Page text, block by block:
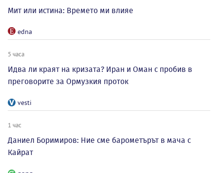
Мит или истина: Времето ми влияе
edna
5 часа
Идва ли краят на кризата? Иран и Оман с пробив в
преговорите за Ормузкия проток
vesti
1 час
Даниел Боримиров: Ние сме барометърът в мача с
Кайрат